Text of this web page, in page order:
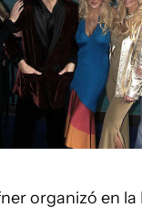
organizó en